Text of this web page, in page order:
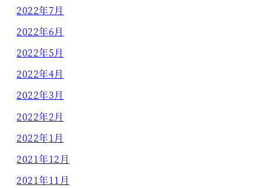
2022年7月
2022年6月
2022年5月
2022年4月
2022年3月
2022年2月
2022年1月
2021年12月
2021年11月